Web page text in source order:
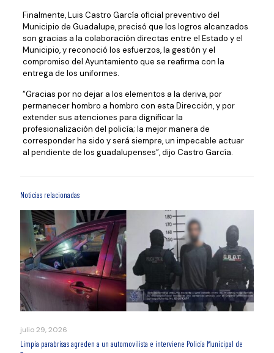
Finalmente, Luis Castro García oficial preventivo del
Municipio de Guadalupe, precisó que los logros alcanzados
son gracias a la colaboración directas entre el Estado y el
Municipio, y reconoció los esfuerzos, la gestión y el
compromiso del Ayuntamiento que se reafirma con la
entrega de los uniformes.
“Gracias por no dejar a los elementos a la deriva, por
permanecer hombro a hombro con esta Dirección, y por
extender sus atenciones para dignificar la
profesionalización del policía; la mejor manera de
corresponder ha sido y será siempre, un impecable actuar
al pendiente de los guadalupenses”, dijo Castro García.
Noticias relacionadas
julio 29, 2026
Limpia parabrisas agreden a un automovilista e interviene Policía Municipal de